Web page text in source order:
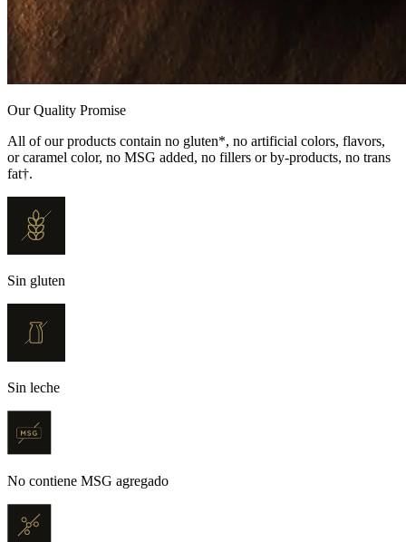
Our Quality Promise
All of our products contain no gluten*, no artificial colors, flavors,
or caramel color, no MSG added, no fillers or by-products, no trans
fat†.
Sin gluten
Sin leche
No contiene MSG agregado